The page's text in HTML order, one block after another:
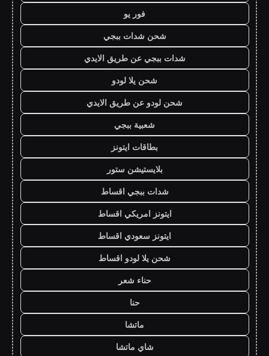
فور يو
شحن شدات ببجي
شدات ببجي عن طريق الايدي
شحن يلا لودو
شحن لودو عن طريق الايدي
شعبية ببجي
بطاقات ايتونز
بلايستيشن ستور
شدات ببجي اقساط
ايتونز امريكي اقساط
ايتونز سعودي اقساط
شحن يلا لودو اقساط
حناء شعر
حنا
ماتشا
شاي ماتشا